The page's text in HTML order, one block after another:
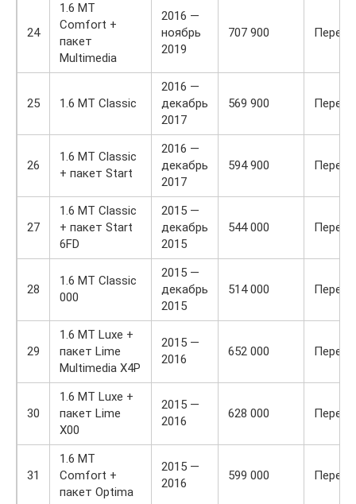
24
1.6 MT
Comfort +
пакет
Multimedia
2016 —
ноябрь
2019
707 900
25 1.6 MT Classic
2016 —
декабрь
2017
569 900
26
1.6 MT Classic
+ пакет Start
2016 —
декабрь
2017
594 900
27
1.6 MT Classic
+ пакет Start
6FD
2015 —
декабрь
2015
544 000
28
1.6 MT Classic
000
2015 —
декабрь
2015
514 000
29
1.6 MT Luxe +
пакет Lime
Multimedia X4P
2015 —
2016
652 000
30
1.6 MT Luxe +
пакет Lime
X00
2015 —
2016
628 000
31
1.6 MT
Comfort +
пакет Optima
2015 —
2016
599 000